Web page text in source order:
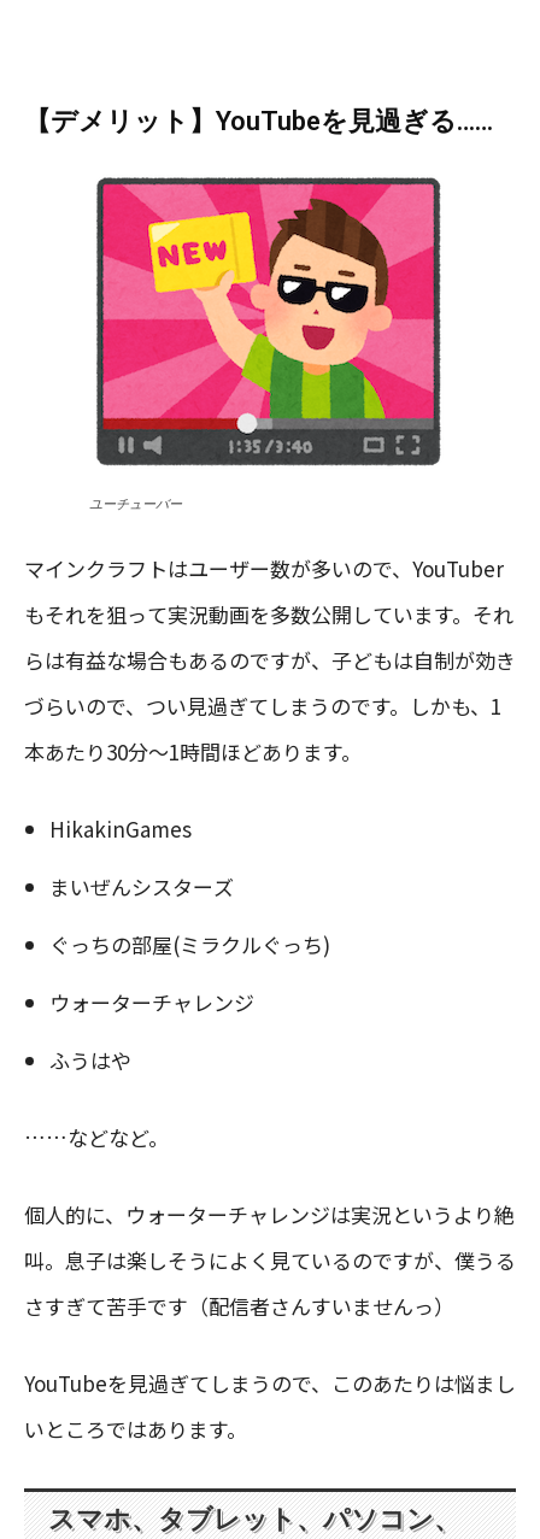
【デメリット】YouTubeを見過ぎる……
ユーチューバー
マインクラフトはユーザー数が多いので、YouTuber
もそれを狙って実況動画を多数公開しています。それ
らは有益な場合もあるのですが、子どもは自制が効き
づらいので、つい見過ぎてしまうのです。しかも、1
本あたり30分〜1時間ほどあります。
HikakinGames
まいぜんシスターズ
ぐっちの部屋(ミラクルぐっち)
ウォーターチャレンジ
ふうはや
……などなど。
個人的に、ウォーターチャレンジは実況というより絶
叫。息子は楽しそうによく見ているのですが、僕うる
さすぎて苦手です（配信者さんすいませんっ）
YouTubeを見過ぎてしまうので、このあたりは悩まし
いところではあります。
スマホ、タブレット、パソコン、